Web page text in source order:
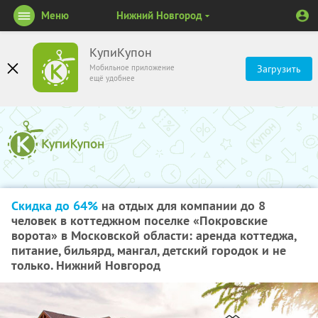
КупиКупон
Мобильное приложение
ещё удобнее
Загрузить
Меню Нижний Новгород
Скидка до 64% на отдых для компании до 8
человек в коттеджном поселке «Покровские
ворота» в Московской области: аренда коттеджа,
питание, бильярд, мангал, детский городок и не
только. Нижний Новгород